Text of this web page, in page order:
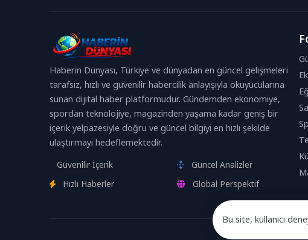
Haberin Dünyası, Türkiye ve dünyadan en güncel gelişmeleri
tarafsız, hızlı ve güvenilir habercilik anlayışıyla okuyucularına
sunan dijital haber platformudur. Gündemden ekonomiye,
spordan teknolojiye, magazinden yaşama kadar geniş bir
içerik yelpazesiyle doğru ve güncel bilgiyi en hızlı şekilde
ulaştırmayı hedeflemektedir.
Güvenilir İçerik
Güncel Analizler
Hızlı Haberler
Global Perspektif
Bu site, kullanıcı